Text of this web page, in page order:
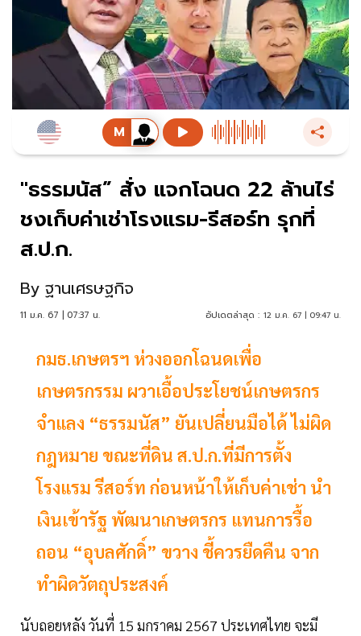
"ธรรมนัส” สั่ง แจกโฉนด 22 ล้านไร่
ชงเก็บค่าเช่าโรงแรม-รีสอร์ท รุกที่
ส.ป.ก.
By ฐานเศรษฐกิจ
11 ม.ค. 67 | 07:37 น. อัปเดตล่าสุด : 12 ม.ค. 67 | 09:47 น.
กมธ.เกษตรฯ ห่วงออกโฉนดเพื่อ
เกษตรกรรม ผวาเอื้อประโยชน์เกษตรกร
จำแลง “ธรรมนัส” ยันเปลี่ยนมือได้ ไม่ผิด
กฎหมาย ขณะที่ดิน ส.ป.ก.ที่มีการตั้ง
โรงแรม รีสอร์ท ก่อนหน้าให้เก็บค่าเช่า นำ
เงินเข้ารัฐ พัฒนาเกษตรกร แทนการรื้อ
ถอน “อุบลศักดิ์” ขวาง ชี้ควรยืดคืน จาก
ทำผิดวัตถุประสงค์
นับถอยหลัง วันที่ 15 มกราคม 2567 ประเทศไทย จะมี